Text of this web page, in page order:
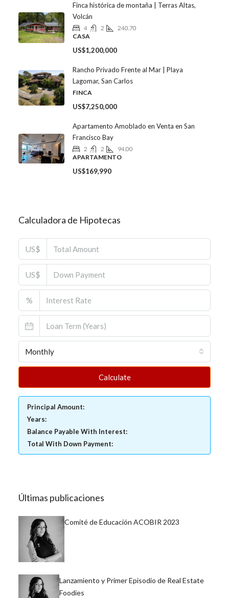
Finca histórica de montaña | Terras Altas,
Volcán
4 2
240.70
CASA
US$1,200,000
Rancho Privado Frente al Mar | Playa
Lagomar, San Carlos
FINCA
US$7,250,000
Apartamento Amoblado en Venta en San
Francisco Bay
2 2
94.00
APARTAMENTO
US$169,990
Calculadora de Hipotecas
US$
US$
%
Monthly
Calculate
Principal Amount:
Years:
Balance Payable With Interest:
Total With Down Payment:
Últimas publicaciones
Comité de Educación ACOBIR 2023
Lanzamiento y Primer Episodio de Real Estate
Foodies